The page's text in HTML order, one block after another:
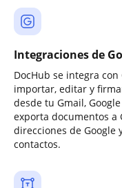
Integraciones de
DocHub se integra
importar, editar y
desde tu Gmail,
exporta documentos
direcciones de Google
contactos.